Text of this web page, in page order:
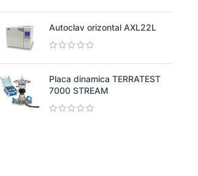
Autoclav orizontal AXL22L
Placa dinamica TERRATEST
7000 STREAM